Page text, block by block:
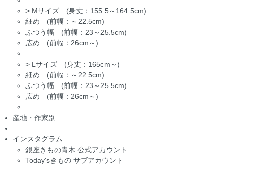
> Mサイズ (身丈：155.5～164.5cm)
細め (前幅：～22.5cm)
ふつう幅 (前幅：23～25.5cm)
広め (前幅：26cm～)
> Lサイズ (身丈：165cm～)
細め (前幅：～22.5cm)
ふつう幅 (前幅：23～25.5cm)
広め (前幅：26cm～)
産地・作家別
インスタグラム
銀座きもの青木 公式アカウント
Today'sきもの サブアカウント